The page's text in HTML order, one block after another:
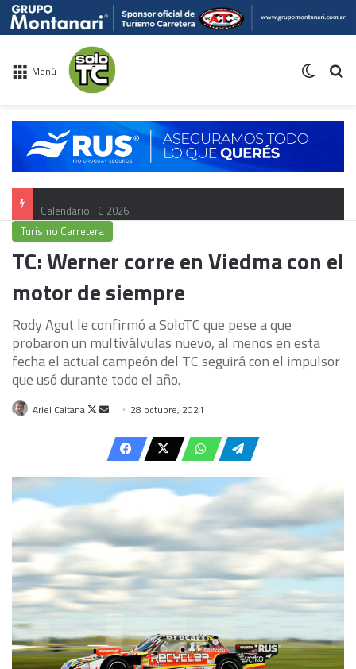
Menú
Calendario TC 2026
Turismo Carretera
TC: Werner corre en Viedma con el
motor de siempre
Rody Agut le confirmó a SoloTC que pese a que
probaron un multiválvulas nuevo, al menos en esta
fecha el actual campeón del TC seguirá con el impulsor
que usó durante todo el año.
Ariel Caltana
Follow
Send
email
28 octubre, 2021